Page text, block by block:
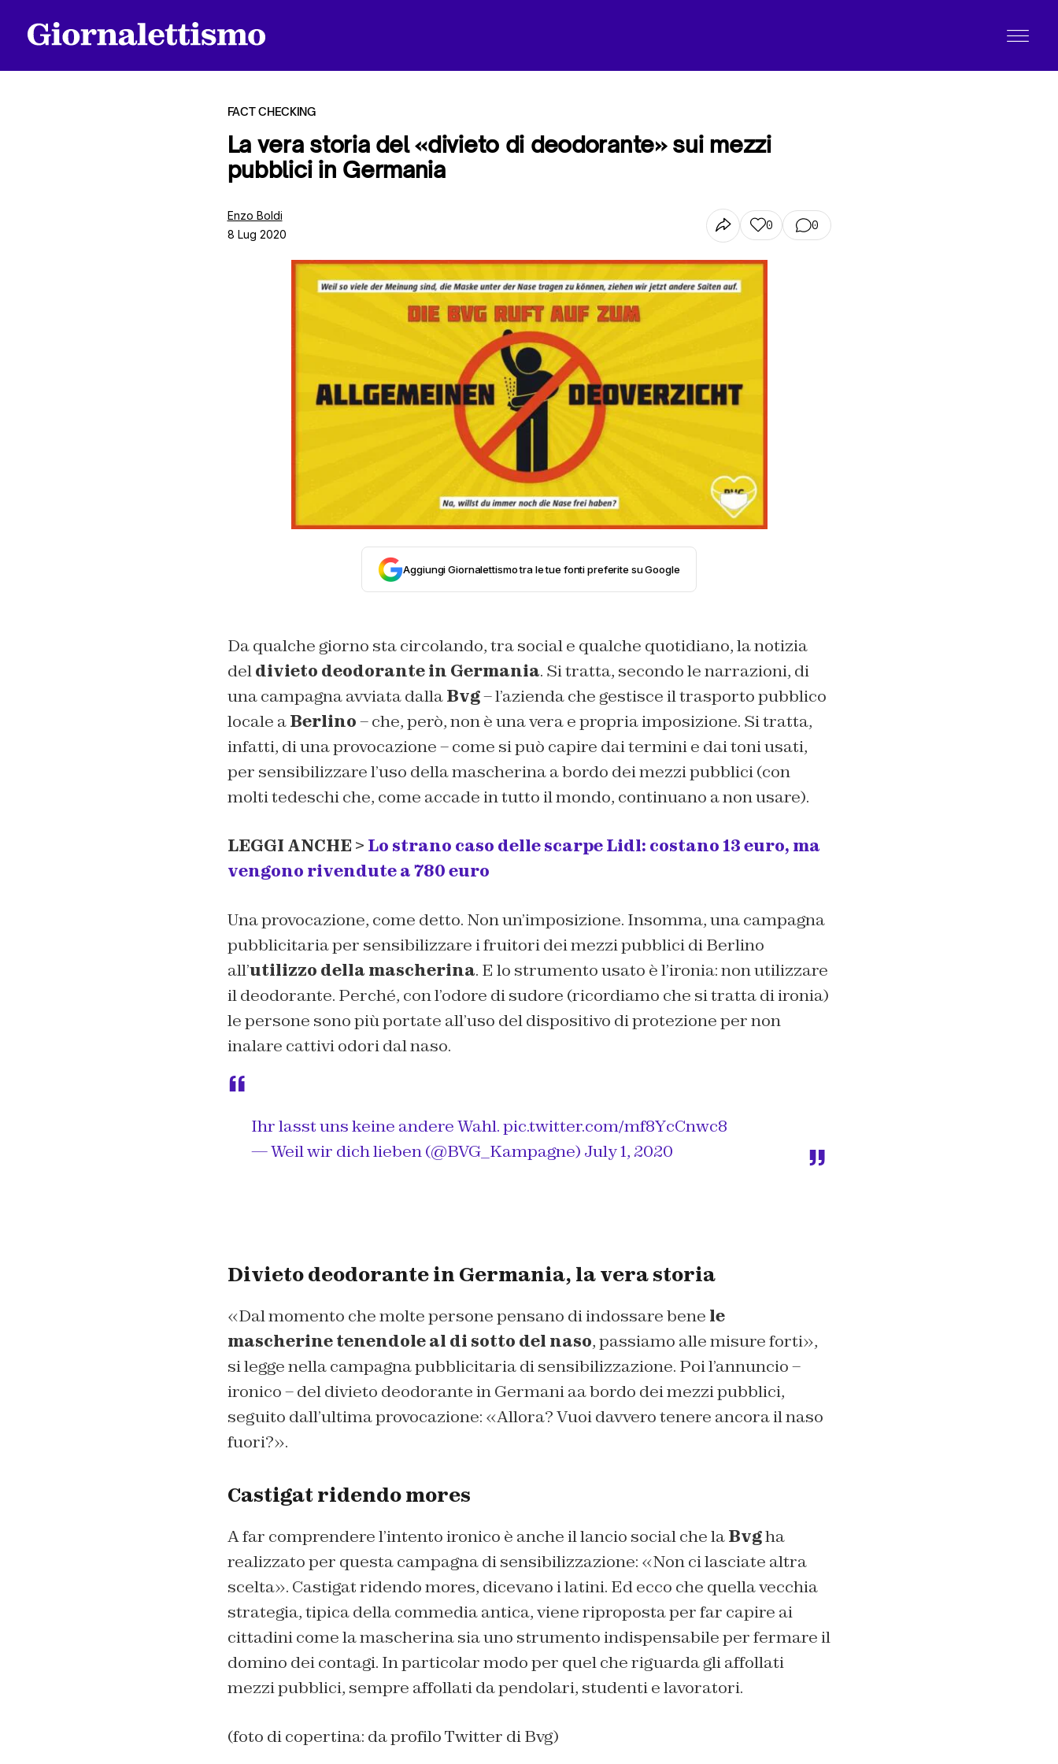
FACT CHECKING
La vera storia del «divieto di deodorante» sui mezzi
pubblici in Germania
Enzo Boldi
8 Lug 2020
0 0
Aggiungi Giornalettismo tra le tue fonti preferite su Google
Da qualche giorno sta circolando, tra social e qualche quotidiano, la notizia
deldivieto deodorante in Germania. Si tratta, secondo le narrazioni, di
una campagna avviata dallaBvg– l’azienda che gestisce il trasporto pubblico
locale aBerlino– che, però, non è una vera e propria imposizione. Si tratta,
infatti, di una provocazione – come si può capire dai termini e dai toni usati,
per sensibilizzare l’uso della mascherina a bordo dei mezzi pubblici (con
molti tedeschi che, come accade in tutto il mondo, continuano a non usare).
LEGGI ANCHE > Lo strano caso delle scarpe Lidl: costano 13 euro, ma
vengono rivendute a 780 euro
Una provocazione, come detto. Non un’imposizione. Insomma, una campagna
pubblicitaria per sensibilizzare i fruitori dei mezzi pubblici di Berlino
all’utilizzo della mascherina. E lo strumento usato è l’ironia: non utilizzare
il deodorante. Perché, con l’odore di sudore (ricordiamo che si tratta di ironia)
le persone sono più portate all’uso del dispositivo di protezione per non
inalare cattivi odori dal naso.
Ihr lasst uns keine andere Wahl.pic.twitter.com/mf8YcCnwc8
— Weil wir dich lieben (@BVG_Kampagne) July 1, 2020
Divieto deodorante in Germania, la vera storia
«Dal momento che molte persone pensano di indossare bene le
mascherine tenendole al di sotto del naso, passiamo alle misure forti»,
si legge nella campagna pubblicitaria di sensibilizzazione. Poi l’annuncio –
ironico – del divieto deodorante in Germani aa bordo dei mezzi pubblici,
seguito dall’ultima provocazione: «Allora? Vuoi davvero tenere ancora il naso
fuori?».
Castigat ridendo mores
A far comprendere l’intento ironico è anche il lancio social che laBvgha
realizzato per questa campagna di sensibilizzazione: «Non ci lasciate altra
scelta». Castigat ridendo mores, dicevano i latini. Ed ecco che quella vecchia
strategia, tipica della commedia antica, viene riproposta per far capire ai
cittadini come la mascherina sia uno strumento indispensabile per fermare il
domino dei contagi. In particolar modo per quel che riguarda gli affollati
mezzi pubblici, sempre affollati da pendolari, studenti e lavoratori.
(foto di copertina: da profilo Twitter di Bvg)